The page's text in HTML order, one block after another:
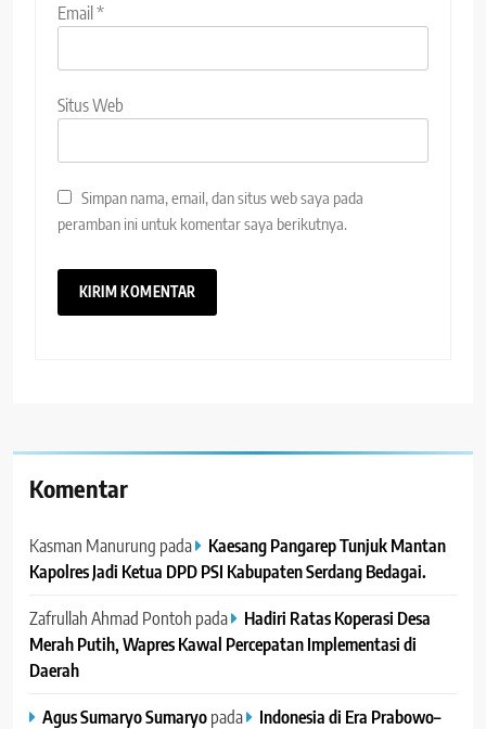
Email*
Situs Web
Simpan nama, email, dan situs web saya pada
peramban ini untuk komentar saya berikutnya.
Komentar
Kasman Manurung pada
Kaesang Pangarep Tunjuk Mantan
Kapolres Jadi Ketua DPD PSI Kabupaten Serdang Bedagai. ‎ ‎
Zafrullah Ahmad Pontoh pada
Hadiri Ratas Koperasi Desa
Merah Putih, Wapres Kawal Percepatan Implementasi di
Daerah
Agus Sumaryo Sumaryopada
Indonesia di Era Prabowo–